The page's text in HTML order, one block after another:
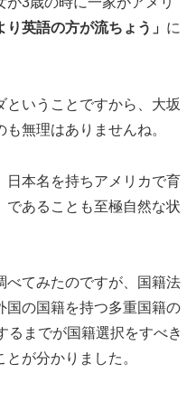
り英語の方が流ちょう」 に
いうことですから、大坂
無理はありませんね。
日本名を持ちアメリカで育
であることも至極自然な状
べてみたのですが、国籍法
国の国籍を持つ多重国籍の
るまでが国籍選択をすべき
が分かりました。